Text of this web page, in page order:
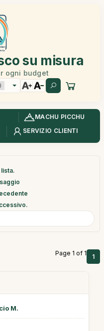
su misura
ogni budget
MACHU PICCHU
SERVIZIO CLIENTI
Page 1 of 1 1
M.